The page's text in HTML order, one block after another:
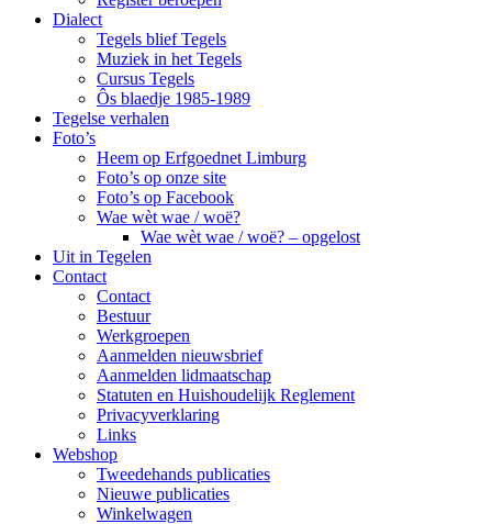
Dialect
Tegels blief Tegels
Muziek in het Tegels
Cursus Tegels
Ôs blaedje 1985-1989
Tegelse verhalen
Foto’s
Heem op Erfgoednet Limburg
Foto’s op onze site
Foto’s op Facebook
Wae wèt wae / woë?
Wae wèt wae / woë? – opgelost
Uit in Tegelen
Contact
Contact
Bestuur
Werkgroepen
Aanmelden nieuwsbrief
Aanmelden lidmaatschap
Statuten en Huishoudelijk Reglement
Privacyverklaring
Links
Webshop
Tweedehands publicaties
Nieuwe publicaties
Winkelwagen